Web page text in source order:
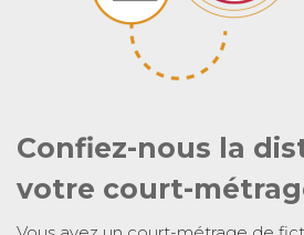
Confiez-nous la
votre court-